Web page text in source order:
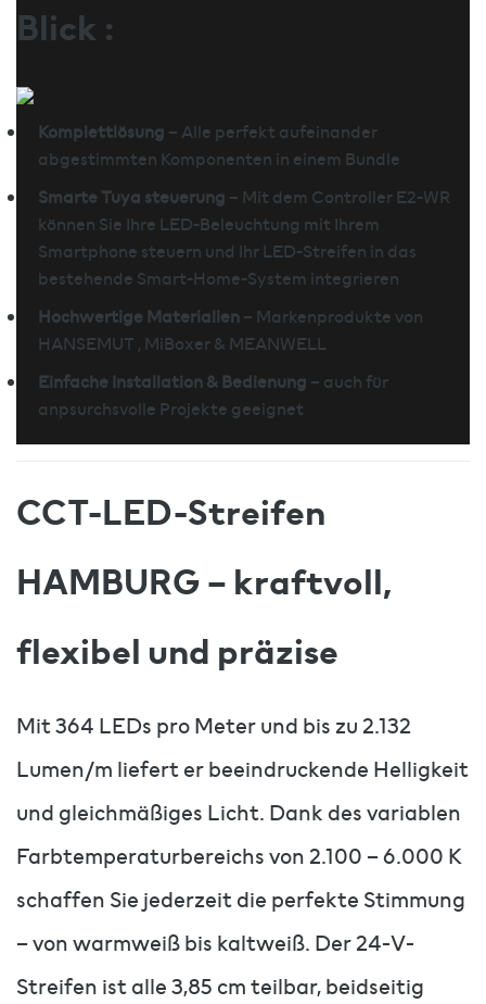
Blick :
Komplettlösung – Alle perfekt aufeinander
abgestimmten Komponenten in einem Bundle
Smarte Tuya steuerung – Mit dem Controller E2-WR
können Sie Ihre LED-Beleuchtung mit Ihrem
Smartphone steuern und Ihr LED-Streifen in das
bestehende Smart-Home-System integrieren
Hochwertige Materialien– Markenprodukte von
HANSEMUT , MiBoxer & MEANWELL
Einfache Installation & Bedienung – auch für
anpsurchsvolle Projekte geeignet
CCT-LED-Streifen
HAMBURG – kraftvoll,
flexibel und präzise
Mit 364 LEDs pro Meter und bis zu 2.132
Lumen/m liefert er beeindruckende Helligkeit
und gleichmäßiges Licht. Dank des variablen
Farbtemperaturbereichs von 2.100 – 6.000 K
schaffen Sie jederzeit die perfekte Stimmung
– von warmweiß bis kaltweiß. Der 24-V-
Streifen ist alle 3,85 cm teilbar, beidseitig